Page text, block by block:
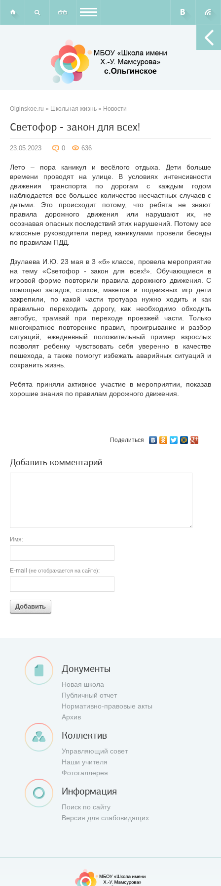
Olginskoe.ru » Школьная жизнь » Новости
Светофор - закон для всех!
23.05.2023 0 636
Лето – пора каникул и весёлого отдыха. Дети больше
времени проводят на улице. В условиях интенсивности
движения транспорта по дорогам с каждым годом
наблюдается все большее количество несчастных случаев с
детьми. Это происходит потому, что ребята не знают
правила дорожного движения или нарушают их, не
осознавая опасных последствий этих нарушений. Потому все
классные руководители перед каникулами провели беседы
по правилам ПДД.
Дзулаева И.Ю. 23 мая в 3 «б» классе, провела мероприятие
на тему «Светофор - закон для всех!». Обучающиеся в
игровой форме повторили правила дорожного движения. С
помощью загадок, стихов, макетов и подвижных игр дети
закрепили, по какой части тротуара нужно ходить и как
правильно переходить дорогу, как необходимо обходить
автобус, трамвай при переходе проезжей части. Только
многократное повторение правил, проигрывание и разбор
ситуаций, ежедневный положительный пример взрослых
позволят ребенку чувствовать себя уверенно в качестве
пешехода, а также помогут избежать аварийных ситуаций и
сохранить жизнь.
Ребята приняли активное участие в мероприятии, показав
хорошие знания по правилам дорожного движения.
Поделиться
Добавить комментарий
Имя:
E-mail (не отображается на сайте):
Добавить
Документы
Новая школа
Публичный отчет
Нормативно-правовые акты
Архив
Коллектив
Управляющий совет
Наши учителя
Фотогаллерея
Информация
Поиск по сайту
Версия для слабовидящих